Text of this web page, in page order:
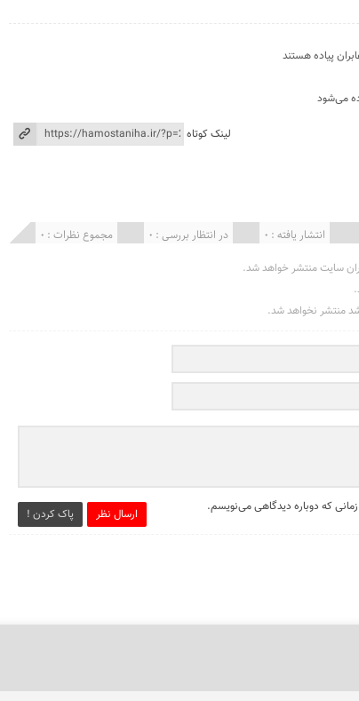
می‌شود
لینک کوتاه
مجموع نظرات : 0 در انتظار بررسی : 0 انتشار یافته : 0
سایت منتشر خواهد شد.
منتشر نخواهد شد.
ارسال نظر پاک کردن ! که دوباره دیدگاهی می‌نویسم.